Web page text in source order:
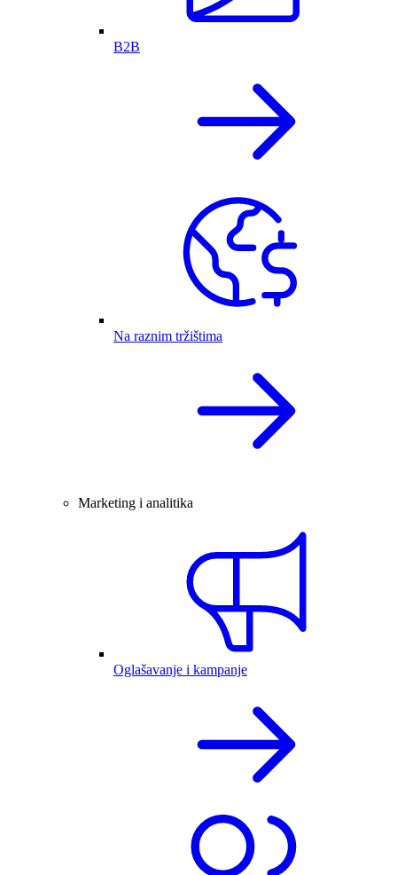
B2B
Na raznim tržištima
Marketing i analitika
Oglašavanje i kampanje